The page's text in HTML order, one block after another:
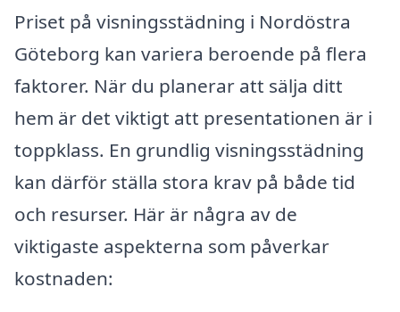
Priset på visningsstädning i Nordöstra
Göteborg kan variera beroende på flera
faktorer. När du planerar att sälja ditt
hem är det viktigt att presentationen är i
toppklass. En grundlig visningsstädning
kan därför ställa stora krav på både tid
och resurser. Här är några av de
viktigaste aspekterna som påverkar
kostnaden: